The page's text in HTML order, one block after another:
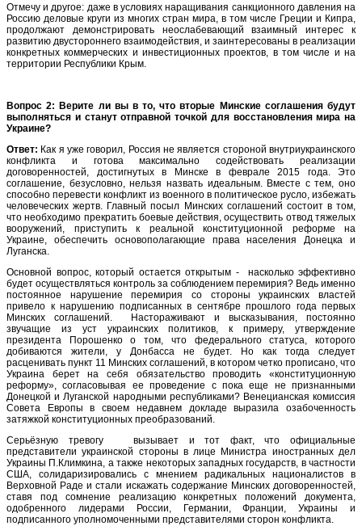
Отмечу и другое: даже в условиях наращивания санкционного давления на
Россию деловые круги из многих стран мира, в том числе Греции и Кипра,
продолжают демонстрировать неослабевающий взаимный интерес к
развитию двустороннего взаимодействия, и заинтересованы в реализации
конкретных коммерческих и инвестиционных проектов, в том числе и на
территории Республики Крым.
Вопрос 2: Верите ли вы в то, что вторые Минские соглашения будут
выполняться и станут отправной точкой для восстановления мира на
Украине?
Ответ: Как я уже говорил, Россия не является стороной внутриукраинского
конфликта и готова максимально содействовать реализации
договоренностей, достигнутых в Минске в феврале 2015 года. Это
соглашение, безусловно, нельзя назвать идеальным. Вместе с тем, оно
способно перевести конфликт из военного в политическое русло, избежать
человеческих жертв. Главный посыл Минских соглашений состоит в том,
что необходимо прекратить боевые действия, осуществить отвод тяжелых
вооружений, приступить к реальной конституционной реформе на
Украине, обеспечить основополагающие права населения Донецка и
Луганска.
Основной вопрос, который остается открытым - насколько эффективно
будет осуществляться контроль за соблюдением перемирия? Ведь именно
постоянное нарушение перемирия со стороны украинских властей
привело к нарушению подписанных в сентябре прошлого года первых
Минских соглашений. Настораживают и высказывания, постоянно
звучащие из уст украинских политиков, к примеру, утверждение
президента Порошенко о том, что федерального статуса, которого
добиваются жители, у Донбасса не будет. Но как тогда следует
расценивать пункт 11 Минских соглашений, в котором четко прописано, что
Украина берет на себя обязательство проводить «конституционную
реформу», согласовывая ее проведение с пока еще не признанными
Донецкой и Луганской народными республиками? Венецианская комиссия
Совета Европы в своем недавнем докладе выразила озабоченность
затяжкой конституционных преобразований.
Серьёзную тревогу вызывает и тот факт, что официальные
представители украинской стороны в лице Министра иностранных дел
Украины П.Климкина, а также некоторых западных государств, в частности
США, солидаризировались с мнением радикальных националистов в
Верховной Раде и стали искажать содержание Минских договоренностей,
ставя под сомнение реализацию конкретных положений документа,
одобренного лидерами России, Германии, Франции, Украины и
подписанного уполномоченными представителями сторон конфликта.